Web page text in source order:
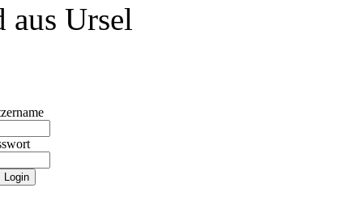
aus Ursel